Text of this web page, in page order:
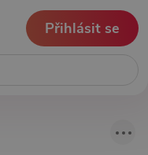
Přihlásit se